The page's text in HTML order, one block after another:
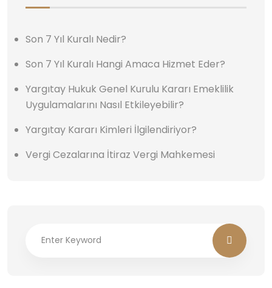
Son 7 Yıl Kuralı Nedir?
Son 7 Yıl Kuralı Hangi Amaca Hizmet Eder?
Yargıtay Hukuk Genel Kurulu Kararı Emeklilik
Uygulamalarını Nasıl Etkileyebilir?
Yargıtay Kararı Kimleri İlgilendiriyor?
Vergi Cezalarına İtiraz Vergi Mahkemesi